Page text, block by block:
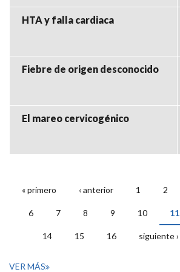
HTA y falla cardiaca
Fiebre de origen desconocido
El mareo cervicogénico
PÁGINAS
« primero ‹ anterior 1 2
6 7 8 9 10 11
14 15 16 siguiente ›
VER MÁS